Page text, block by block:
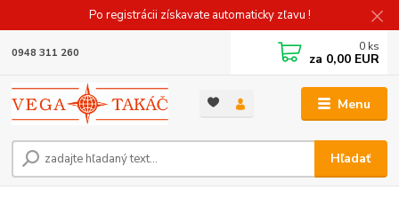
Po registrácii získavate automaticky zľavu !
Menu
Hľadať
0948 311 260 0 ks
za 0,00 EUR